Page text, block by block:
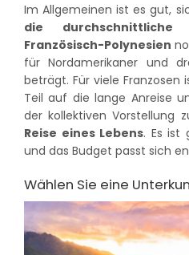
Im Allgemeinen ist es gut,
die durchschnittliche
Französisch-Polynesien
für Nordamerikaner und
beträgt. Für viele Franzosen
Teil auf die lange Anreise
der kollektiven Vorstellung
Reise eines Lebens. Es ist
und das Budget passt sich
Wählen Sie eine